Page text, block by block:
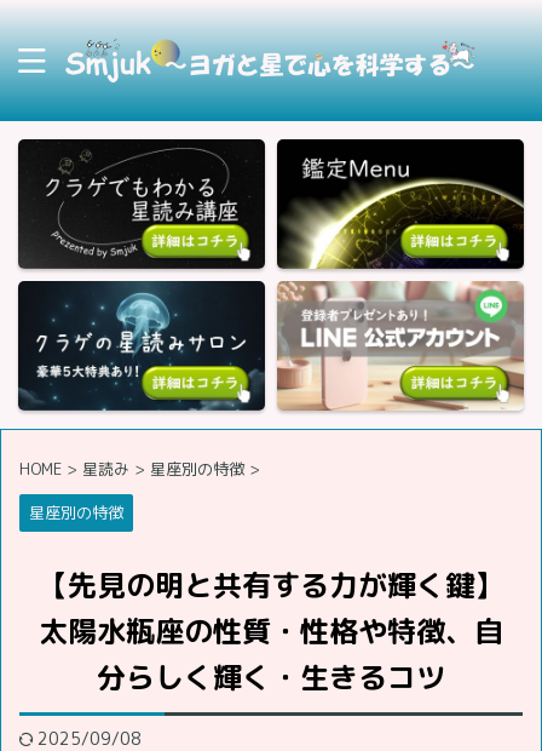
HOME > 星読み > 星座別の特徴 >
星座別の特徴
【先見の明と共有する力が輝く鍵】
太陽水瓶座の性質・性格や特徴、自
分らしく輝く・生きるコツ
2025/09/08